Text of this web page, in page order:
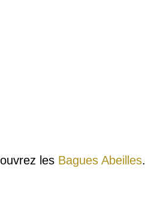
les Bagues Abeilles.